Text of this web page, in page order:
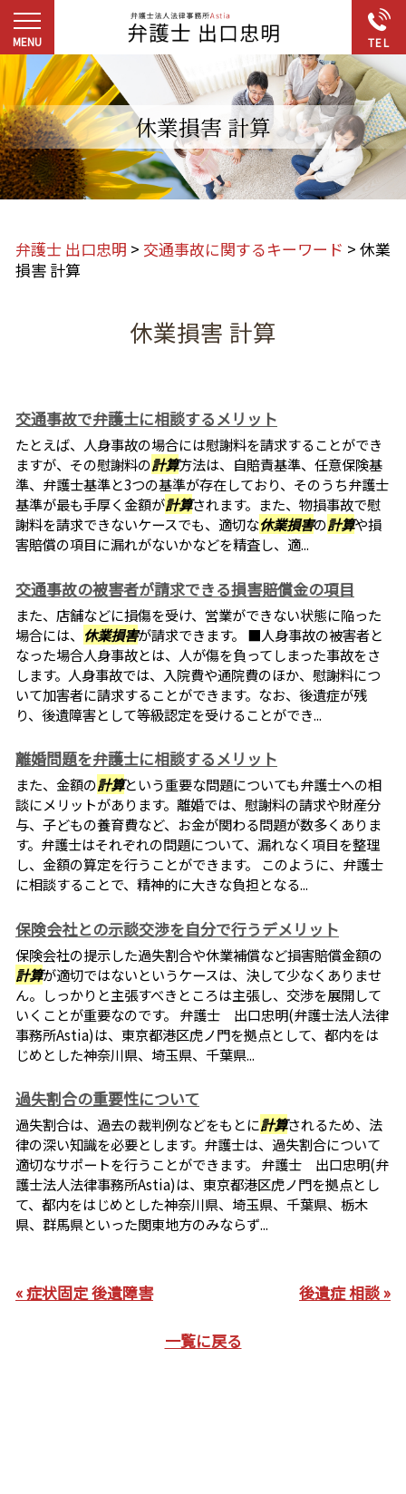
休業損害 計算
弁護士 出口忠明 > 交通事故に関するキーワード > 休業
損害 計算
休業損害 計算
交通事故で弁護士に相談するメリット
たとえば、人身事故の場合には慰謝料を請求することができ
ますが、その慰謝料の計算方法は、自賠責基準、任意保険基
準、弁護士基準と3つの基準が存在しており、そのうち弁護士
基準が最も手厚く金額が計算されます。また、物損事故で慰
謝料を請求できないケースでも、適切な休業損害の計算や損
害賠償の項目に漏れがないかなどを精査し、適...
交通事故の被害者が請求できる損害賠償金の項目
また、店舗などに損傷を受け、営業ができない状態に陥った
場合には、 休業損害が請求できます。 ■人身事故の被害者と
なった場合人身事故とは、人が傷を負ってしまった事故をさ
します。人身事故では、入院費や通院費のほか、慰謝料につ
いて加害者に請求することができます。なお、後遺症が残
り、後遺障害として等級認定を受けることができ...
離婚問題を弁護士に相談するメリット
また、金額の計算という重要な問題についても弁護士への相
談にメリットがあります。離婚では、慰謝料の請求や財産分
与、子どもの養育費など、お金が関わる問題が数多くありま
す。弁護士はそれぞれの問題について、漏れなく項目を整理
し、金額の算定を行うことができます。 このように、弁護士
に相談することで、精神的に大きな負担となる...
保険会社との示談交渉を自分で行うデメリット
保険会社の提示した過失割合や休業補償など損害賠償金額の
計算が適切ではないというケースは、決して少なくありませ
ん。しっかりと主張すべきところは主張し、交渉を展開して
いくことが重要なのです。 弁護士 出口忠明(弁護士法人法律
事務所Astia)は、東京都港区虎ノ門を拠点として、都内をは
じめとした神奈川県、埼玉県、千葉県...
過失割合の重要性について
過失割合は、過去の裁判例などをもとに計算されるため、法
律の深い知識を必要とします。弁護士は、過失割合について
適切なサポートを行うことができます。 弁護士 出口忠明(弁
護士法人法律事務所Astia)は、東京都港区虎ノ門を拠点とし
て、都内をはじめとした神奈川県、埼玉県、千葉県、栃木
県、群馬県といった関東地方のみならず...
« 症状固定 後遺障害 後遺症 相談 »
一覧に戻る